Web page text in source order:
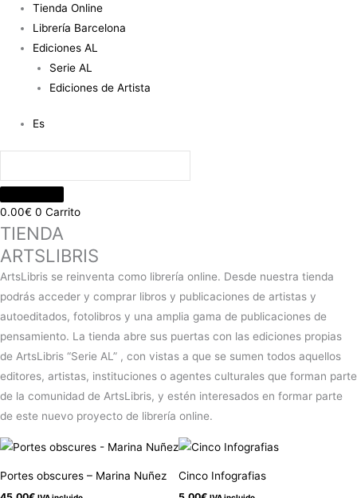
Tienda Online
Librería Barcelona
Ediciones AL
Serie AL
Ediciones de Artista
Es
0.00€ 0 Carrito
TIENDA
ARTSLIBRIS
ArtsLibris se reinventa como librería online. Desde nuestra tienda
podrás acceder y comprar libros y publicaciones de artistas y
autoeditados, fotolibros y una amplia gama de publicaciones de
pensamiento. La tienda abre sus puertas con las ediciones propias
de ArtsLibris “Serie AL” , con vistas a que se sumen todos aquellos
editores, artistas, instituciones o agentes culturales que forman parte
de la comunidad de ArtsLibris, y estén interesados en formar parte
de este nuevo proyecto de librería online.
Portes obscures – Marina Nuñez Cinco Infografias